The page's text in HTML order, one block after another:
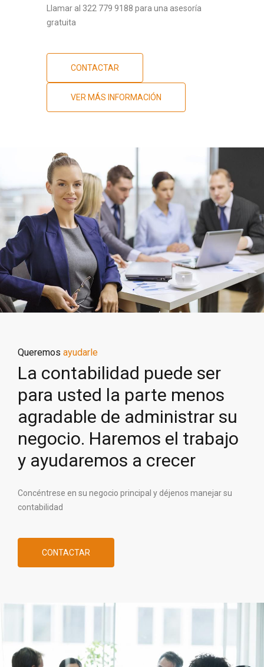
Llamar al 322 779 9188 para una asesoría
gratuita
CONTACTAR
VER MÁS INFORMACIÓN
Queremos ayudarle
La contabilidad puede ser
para usted la parte menos
agradable de administrar su
negocio. Haremos el trabajo
y ayudaremos a crecer
Concéntrese en su negocio principal y déjenos manejar su
contabilidad
CONTACTAR